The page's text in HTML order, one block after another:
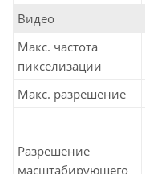
Видео
Макс. частота
пикселизации
Макс. разрешение
Разрешение
масштабирующего